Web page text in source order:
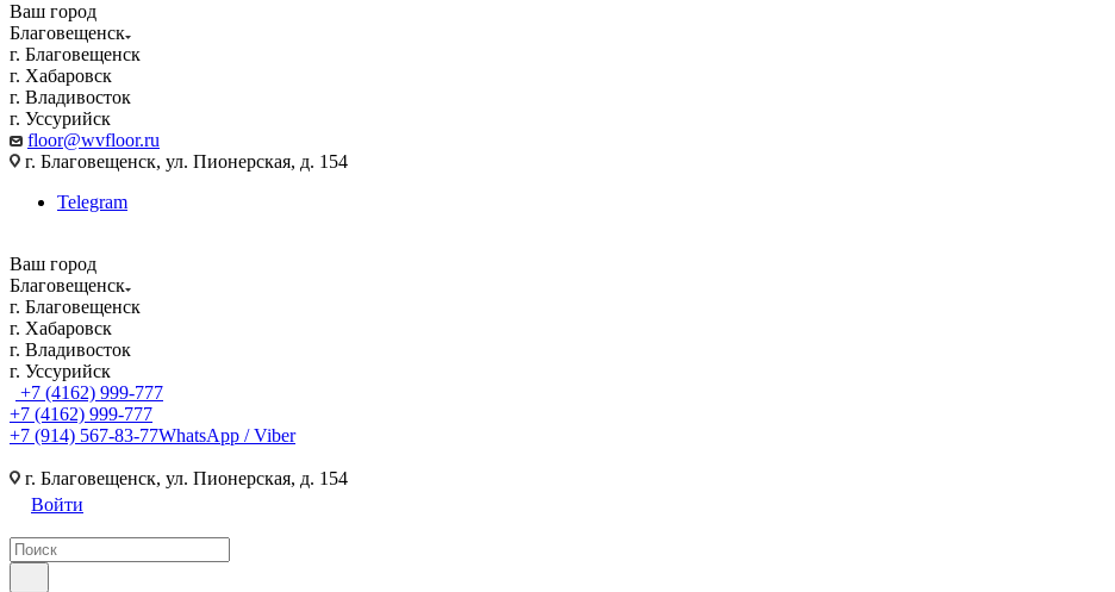
Ваш город
Благовещенск
г. Благовещенск
г. Хабаровск
г. Владивосток
г. Уссурийск
floor@wvfloor.ru
г. Благовещенск, ул. Пионерская, д. 154
Telegram
Ваш город
Благовещенск
г. Благовещенск
г. Хабаровск
г. Владивосток
г. Уссурийск
+7 (4162) 999-777
+7 (4162) 999-777
+7 (914) 567-83-77WhatsApp / Viber
г. Благовещенск, ул. Пионерская, д. 154
Войти